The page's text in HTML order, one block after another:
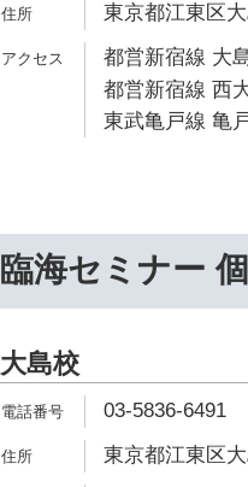
東京都江東区
都営新宿線 大
都営新宿線 西
東武亀戸線 亀
臨海セミナー
大島校
03-5836-6491
東京都江東区